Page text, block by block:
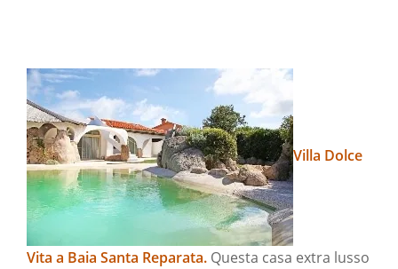
Villa Dolce
Vita a Baia Santa Reparata. Questa casa extra lusso